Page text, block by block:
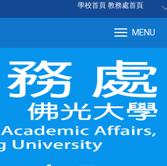
學校首頁 教務處首頁
MENU